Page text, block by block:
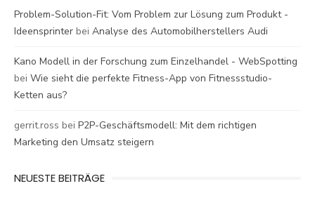
Problem-Solution-Fit: Vom Problem zur Lösung zum Produkt -
Ideensprinter bei Analyse des Automobilherstellers Audi
Kano Modell in der Forschung zum Einzelhandel - WebSpotting
bei Wie sieht die perfekte Fitness-App von Fitnessstudio-
Ketten aus?
gerrit.ross bei P2P-Geschäftsmodell: Mit dem richtigen
Marketing den Umsatz steigern
NEUESTE BEITRÄGE